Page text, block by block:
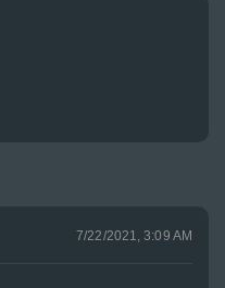
7/22/2021, 3:09 AM